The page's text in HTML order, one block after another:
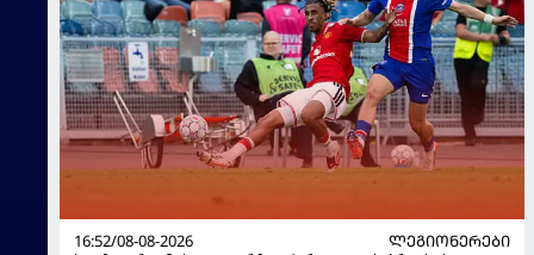
16:52/08-08-2026
ᲚᲔᲒᲘᲝᲜᲔᲠᲔᲑᲘ